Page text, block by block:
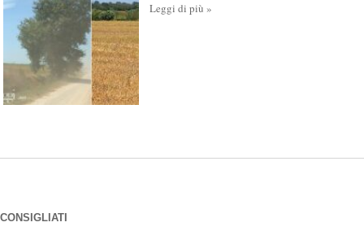
Leggi di più »
CONSIGLIATI